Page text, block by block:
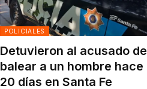
POLICIALES
Detuvieron al acusado de
balear a un hombre hace
20 días en Santa Fe